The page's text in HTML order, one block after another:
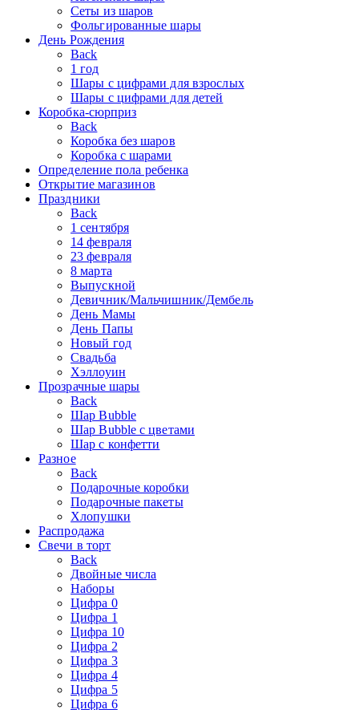
Сеты из шаров
Фольгированные шары
День Рождения
Back
1 год
Шары с цифрами для взрослых
Шары с цифрами для детей
Коробка-сюрприз
Back
Коробка без шаров
Коробка с шарами
Определение пола ребенка
Открытие магазинов
Праздники
Back
1 сентября
14 февраля
23 февраля
8 марта
Выпускной
Девичник/Мальчишник/Дембель
День Мамы
День Папы
Новый год
Свадьба
Хэллоуин
Прозрачные шары
Back
Шар Bubble
Шар Bubble с цветами
Шар с конфетти
Разное
Back
Подарочные коробки
Подарочные пакеты
Хлопушки
Распродажа
Свечи в торт
Back
Двойные числа
Наборы
Цифра 0
Цифра 1
Цифра 10
Цифра 2
Цифра 3
Цифра 4
Цифра 5
Цифра 6